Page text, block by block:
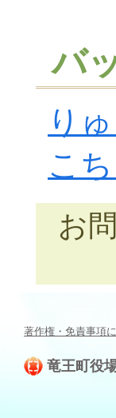
バ
り
こ
お
著作権・免責事項
竜王町役